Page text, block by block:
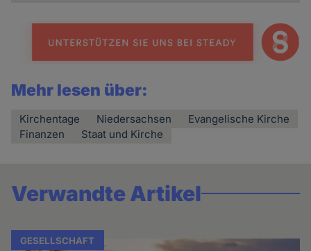
Mehr lesen über:
Kirchentage Niedersachsen
Evangelische Kirche
Finanzen
Staat und Kirche
Verwandte Artikel
GESELLSCHAFT